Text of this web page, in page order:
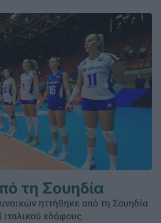
τη Σουηδία
ηττήθηκε από τη Σουηδία
ιταλικού εδάφους.